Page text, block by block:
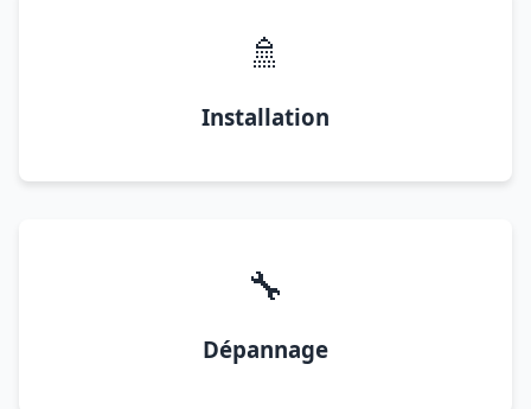
🚿
Installation
🔧
Dépannage